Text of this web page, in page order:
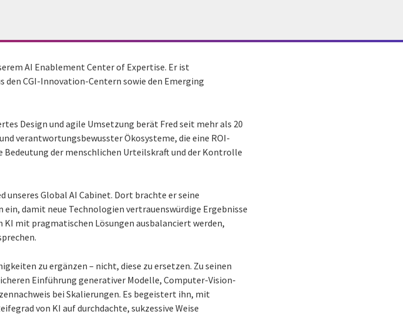
AI Enablement Center of Expertise. Er ist
CGI-Innovation-Centern sowie den Emerging
Design und agile Umsetzung berät Fred seit mehr als 20
verantwortungsbewusster Ökosysteme, die eine ROI-
der menschlichen Urteilskraft und der Kontrolle
unseres Global AI Cabinet. Dort brachte er seine
damit neue Technologien vertrauenswürdige Ergebnisse
mit pragmatischen Lösungen ausbalanciert werden,
zu ergänzen – nicht, diese zu ersetzen. Zu seinen
Einführung generativer Modelle, Computer-Vision-
bei Skalierungen. Es begeistert ihn, mit
von KI auf durchdachte, sukzessive Weise